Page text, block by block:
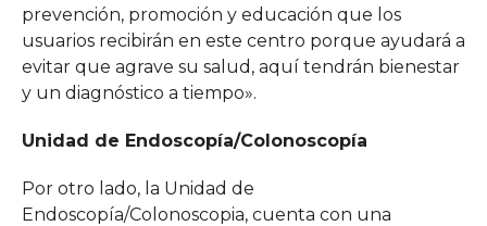
prevención, promoción y educación que los
usuarios recibirán en este centro porque ayudará a
evitar que agrave su salud, aquí tendrán bienestar
y un diagnóstico a tiempo».
Unidad de Endoscopía/Colonoscopía
Por otro lado, la Unidad de
Endoscopía/Colonoscopia, cuenta con una